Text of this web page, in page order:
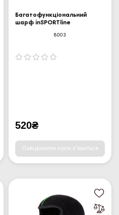
Багатофункціональний
шарф inSPORTline
8003
520₴
Повідомити коли з'явиться